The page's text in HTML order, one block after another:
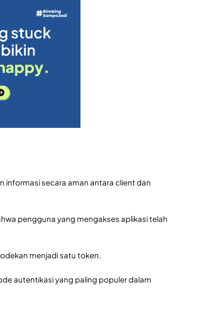
informasi secara aman antara client dan
pengguna yang mengakses aplikasi telah
menjadi satu token.
autentikasi yang paling populer dalam